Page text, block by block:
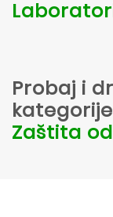
Probaj i
kategorije
Zaštita